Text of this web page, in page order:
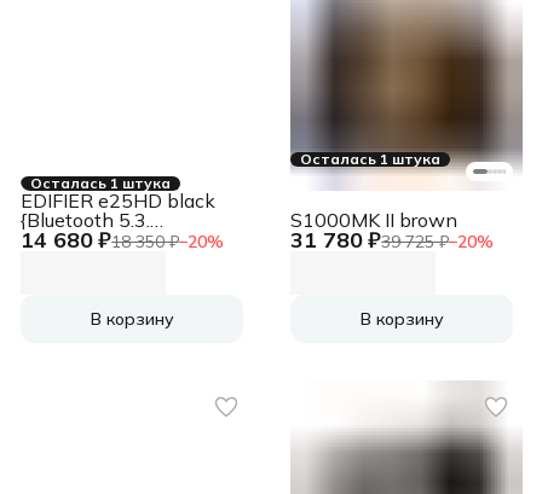
Осталась 1 штука
14 680 ₽18 350 ₽−20%
EDIFIER e25HD black
{Bluetooth 5.3.
Выходная мощность:
пульт ДУ, зарядный
адаптер, кабель 3, 5
В корзину
Осталась 1 штука
31 780 ₽39 725 ₽−20%
S1000MK II brown
В корзину